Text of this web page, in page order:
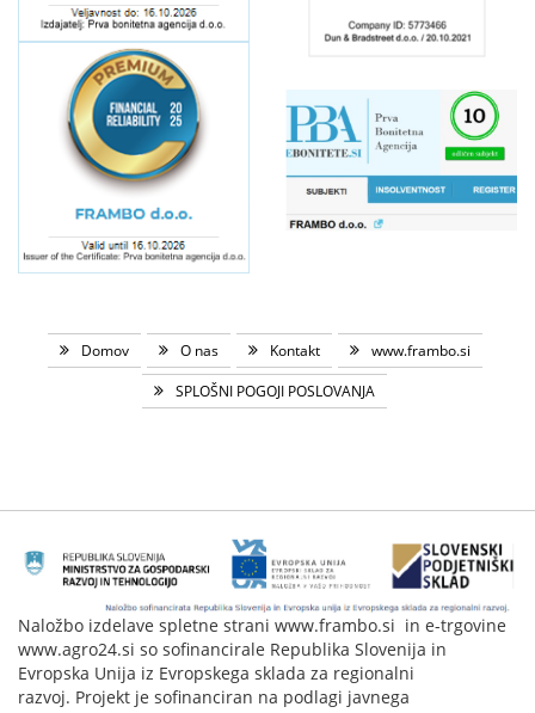
Domov O nas Kontakt
www.frambo.si
SPLOŠNI POGOJI POSLOVANJA
Naložbo izdelave spletne strani www.frambo.si in e-trgovine
www.agro24.si so sofinancirale Republika Slovenija in
Evropska Unija iz Evropskega sklada za regionalni
razvoj. Projekt je sofinanciran na podlagi javnega